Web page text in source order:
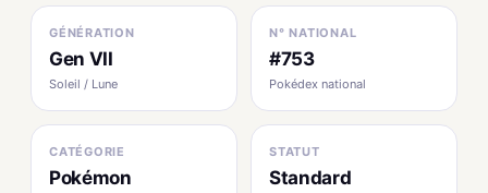
GÉNÉRATION
Gen VII
Soleil / Lune
N° NATIONAL
#753
Pokédex national
CATÉGORIE
Pokémon
STATUT
Standard